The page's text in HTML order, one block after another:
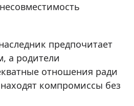
предпочитает
а родители
отношения ради
компромиссы без